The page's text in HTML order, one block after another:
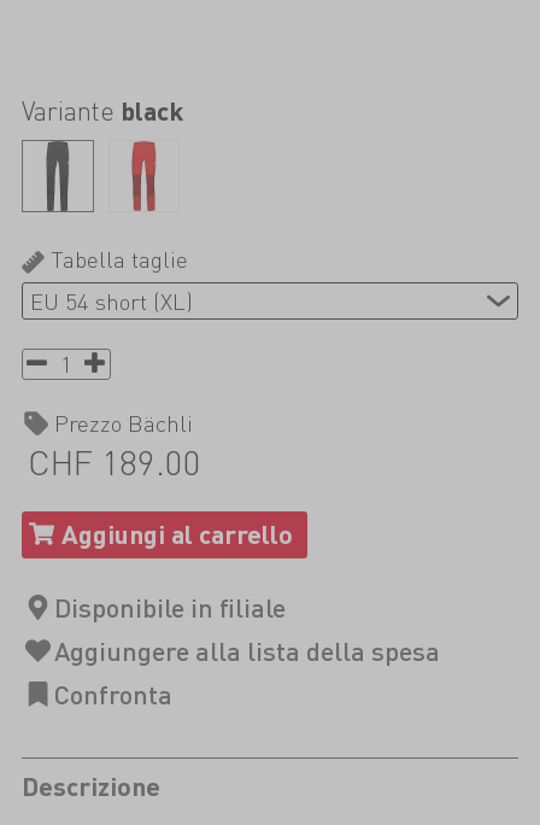
Variante black
Tabella taglie
Prezzo Bächli
CHF 189.00
Descrizione